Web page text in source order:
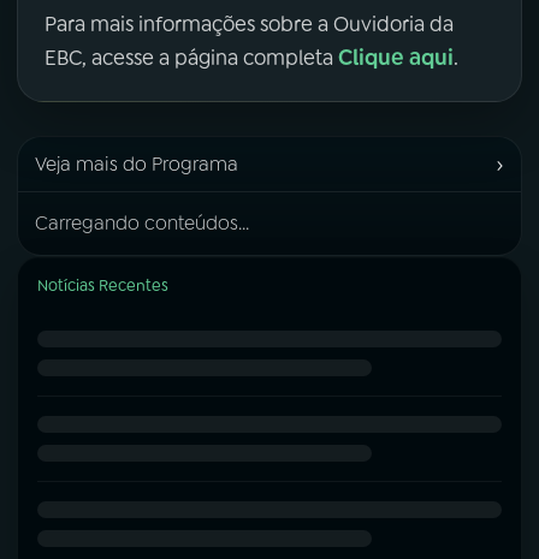
Para mais informações sobre a Ouvidoria da
EBC, acesse a página completa Clique aqui.
Veja mais do Programa ›
Carregando conteúdos...
Notícias Recentes